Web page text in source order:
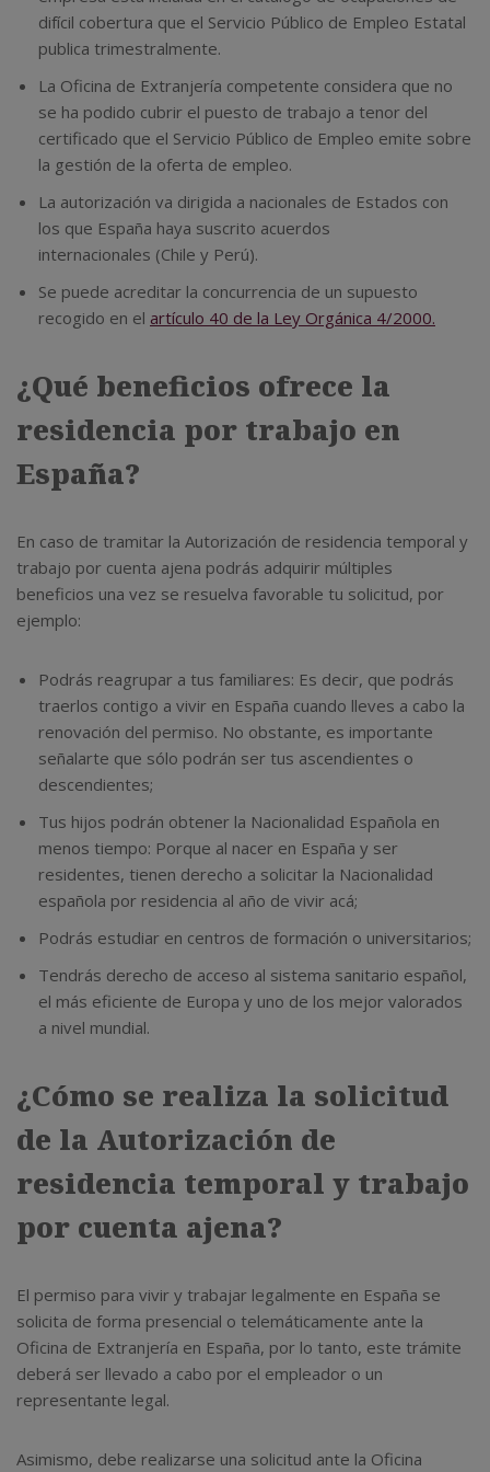
difícil cobertura que el Servicio Público de Empleo Estatal
publica trimestralmente.
La Oficina de Extranjería competente considera que no
se ha podido cubrir el puesto de trabajo a tenor del
certificado que el Servicio Público de Empleo emite sobre
la gestión de la oferta de empleo.
La autorización va dirigida a nacionales de Estados con
los que España haya suscrito acuerdos
internacionales (Chile y Perú).
Se puede acreditar la concurrencia de un supuesto
recogido en el artículo 40 de la Ley Orgánica 4/2000.
¿Qué beneficios ofrece la
residencia por trabajo en
España?
En caso de tramitar la Autorización de residencia temporal y
trabajo por cuenta ajena podrás adquirir múltiples
beneficios una vez se resuelva favorable tu solicitud, por
ejemplo:
Podrás reagrupar a tus familiares: Es decir, que podrás
traerlos contigo a vivir en España cuando lleves a cabo la
renovación del permiso. No obstante, es importante
señalarte que sólo podrán ser tus ascendientes o
descendientes;
Tus hijos podrán obtener la Nacionalidad Española en
menos tiempo: Porque al nacer en España y ser
residentes, tienen derecho a solicitar la Nacionalidad
española por residencia al año de vivir acá;
Podrás estudiar en centros de formación o universitarios;
Tendrás derecho de acceso al sistema sanitario español,
el más eficiente de Europa y uno de los mejor valorados
a nivel mundial.
¿Cómo se realiza la solicitud
de la Autorización de
residencia temporal y trabajo
por cuenta ajena?
El permiso para vivir y trabajar legalmente en España se
solicita de forma presencial o telemáticamente ante la
Oficina de Extranjería en España, por lo tanto, este trámite
deberá ser llevado a cabo por el empleador o un
representante legal.
Asimismo, debe realizarse una solicitud ante la Oficina